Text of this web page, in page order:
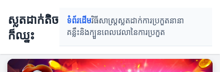
ស្លតដាក់តិច
ក៏ឈ្នះ
ទំព័រដើមវិធីសាស្រ្តស្លតដាក់ការប្រកួតនានា
គន្លឹះនិងក្បួនពេលវេលានៃការប្រកួត